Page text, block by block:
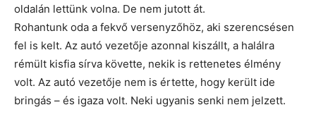
oldalán lettünk volna. De nem jutott át.
Rohantunk oda a fekvő versenyzőhöz, aki szerencsésen
fel is kelt. Az autó vezetője azonnal kiszállt, a halálra
rémült kisfia sírva követte, nekik is rettenetes élmény
volt. Az autó vezetője nem is értette, hogy került ide
bringás – és igaza volt. Neki ugyanis senki nem jelzett.